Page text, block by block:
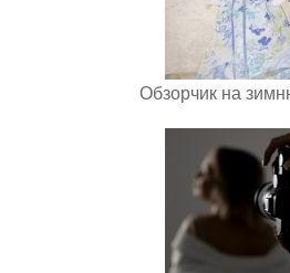
Обзорчик на